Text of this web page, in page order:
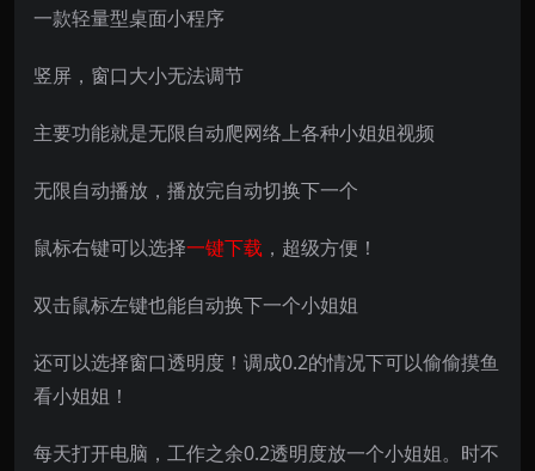
一款轻量型桌面小程序
竖屏，窗口大小无法调节
主要功能就是无限自动爬网络上各种小姐姐视频
无限自动播放，播放完自动切换下一个
鼠标右键可以选择一键下载 ，超级方便！
双击鼠标左键也能自动换下一个小姐姐
还可以选择窗口透明度！调成0.2的情况下可以偷偷摸鱼
看小姐姐！
每天打开电脑，工作之余0.2透明度放一个小姐姐。时不